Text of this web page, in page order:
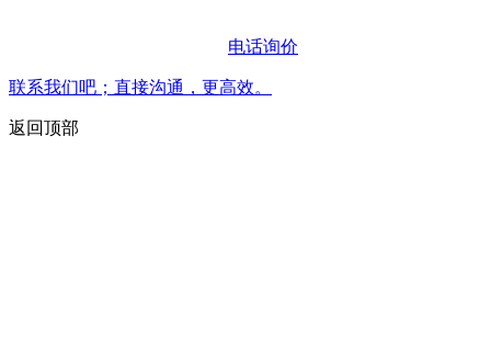
电话询价
联系我们吧；直接沟通，更高效。
返回顶部